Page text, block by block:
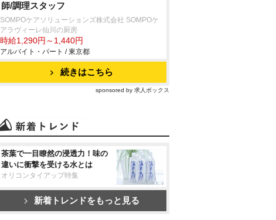
師/調理スタッフ
SOMPOケアソリューションズ株式会社 SOMPOケ
アラヴィーレ仙川の厨房
時給1,290円～1,440円
アルバイト・パート / 東京都
続きはこちら
sponsored by 求人ボックス
茶葉で一目瞭然の浸透力！味の
違いに衝撃を受ける水とは
オリコンタイアップ特集
新着トレンドをもっと見る